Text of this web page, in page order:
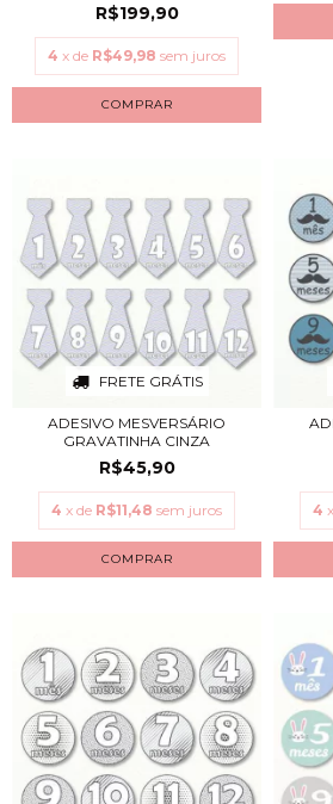
R$199,90
4 x de R$49,98 sem juros
FRETE GRÁTIS
ADESIVO MESVERSÁRIO
GRAVATINHA CINZA
R$45,90
4 x de R$11,48 sem juros 4